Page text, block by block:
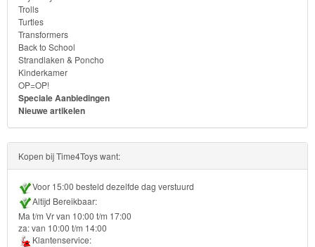
Transformers
Back
to
School
Strandlaken
&
Poncho
Kinderkamer
OP=OP!
Trolls
Turtles
Transformers
Back to School
Strandlaken & Poncho
Kinderkamer
OP=OP!
Speciale Aanbiedingen
Nieuwe artikelen
Kopen bij Time4Toys want:
Voor 15:00 besteld dezelfde dag verstuurd
Altijd Bereikbaar:
Ma t/m Vr van 10:00 t/m 17:00
za: van 10:00 t/m 14:00
Klantenservice: